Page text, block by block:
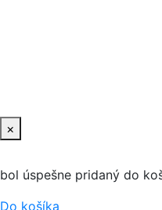
×
bol úspešne pridaný do
Do košíka